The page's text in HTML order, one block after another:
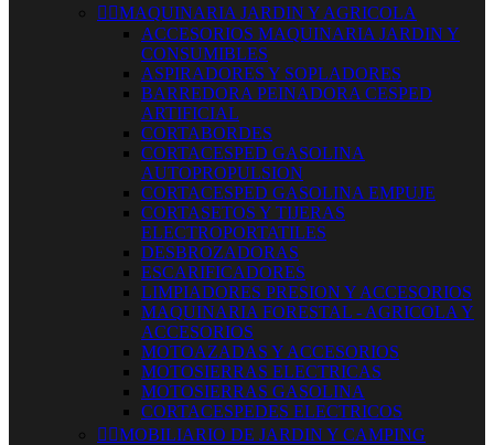
 MAQUINARIA JARDIN Y AGRICOLA
ACCESORIOS MAQUINARIA JARDIN Y
CONSUMIBLES
ASPIRADORES Y SOPLADORES
BARREDORA PEINADORA CESPED
ARTIFICIAL
CORTABORDES
CORTACESPED GASOLINA
AUTOPROPULSION
CORTACESPED GASOLINA EMPUJE
CORTASETOS Y TIJERAS
ELECTROPORTATILES
DESBROZADORAS
ESCARIFICADORES
LIMPIADORES PRESION Y ACCESORIOS
MAQUINARIA FORESTAL - AGRICOLA Y
ACCESORIOS
MOTOAZADAS Y ACCESORIOS
MOTOSIERRAS ELECTRICAS
MOTOSIERRAS GASOLINA
CORTACESPEDES ELECTRICOS
 MOBILIARIO DE JARDIN Y CAMPING